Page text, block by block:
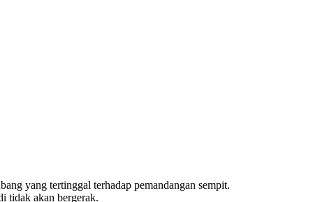
yang tertinggal terhadap pemandangan sempit.
tidak akan bergerak.